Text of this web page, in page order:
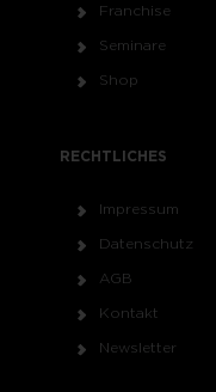
Franchise
Seminare
Shop
RECHTLICHES
Impressum
Datenschutz
AGB
Kontakt
Newsletter